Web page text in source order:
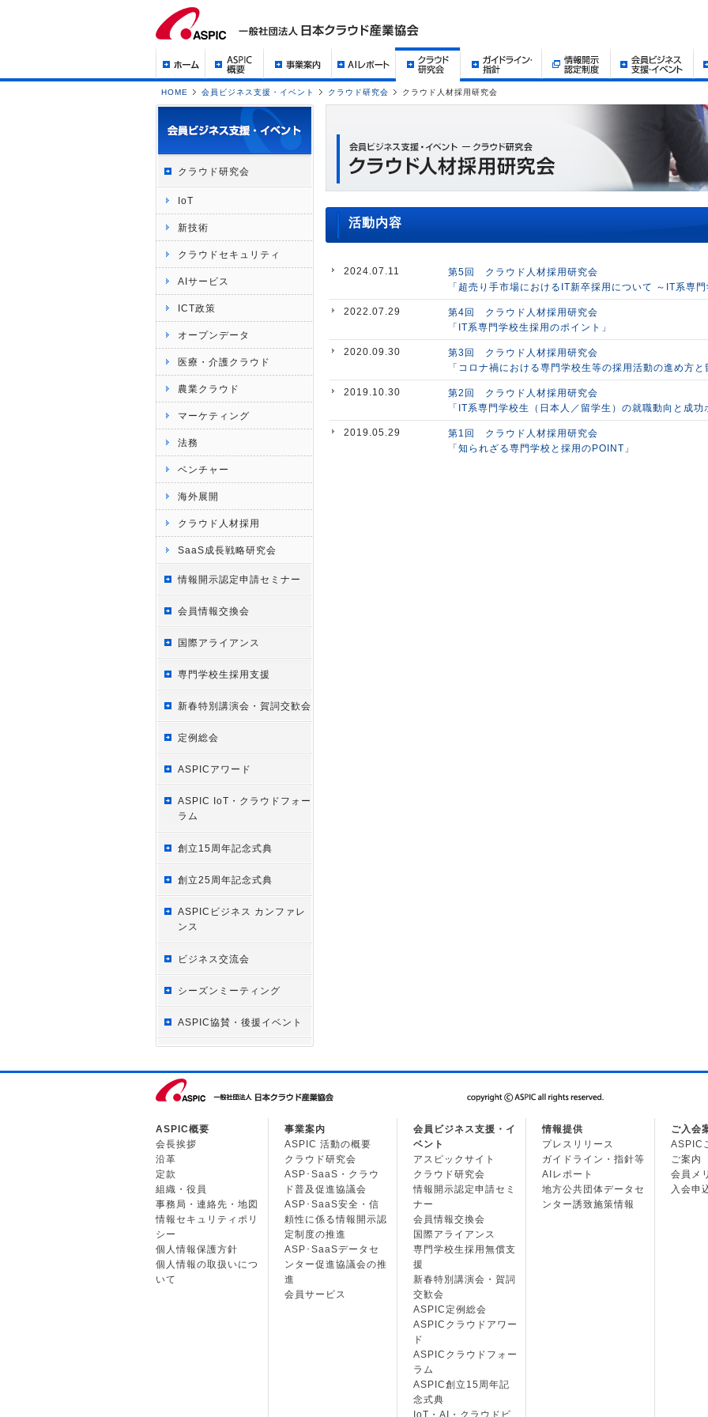
HOME 会員ビジネス支援・イベント クラウド研究会 クラウド人材採用研究会
クラウド研究会
IoT
新技術
クラウドセキュリティ
AIサービス
ICT政策
オープンデータ
医療・介護クラウド
農業クラウド
マーケティング
法務
ベンチャー
海外展開
クラウド人材採用
SaaS成長戦略研究会
情報開示認定申請セミナー
会員情報交換会
国際アライアンス
専門学校生採用支援
新春特別講演会・賀詞交歓会
定例総会
ASPICアワード
ASPIC IoT・クラウドフォー
ラム
創立15周年記念式典
創立25周年記念式典
ASPICビジネス カンファレ
ンス
ビジネス交流会
シーズンミーティング
ASPIC協賛・後援イベント
活動内容
2024.07.11
第5回 クラウド人材採用研究会
「超売り手市場におけるIT新卒採用について ～IT系専門
2022.07.29
第4回 クラウド人材採用研究会
「IT系専門学校生採用のポイント」
2020.09.30
第3回 クラウド人材採用研究会
「コロナ禍における専門学校生等の採用活動の進め方と
2019.10.30
第2回 クラウド人材採用研究会
「IT系専門学校生（日本人／留学生）の就職動向と成功
2019.05.29
第1回 クラウド人材採用研究会
「知られざる専門学校と採用のPOINT」
ASPIC概要
会長挨拶
沿革
定款
組織・役員
事務局・連絡先・地図
情報セキュリティポリ
シー
個人情報保護方針
個人情報の取扱いにつ
いて
事業案内
ASPIC 活動の概要
クラウド研究会
ASP･SaaS・クラウ
ド普及促進協議会
ASP･SaaS安全・信
頼性に係る情報開示認
定制度の推進
ASP･SaaSデータセ
ンター促進協議会の推
進
会員サービス
会員ビジネス支援・イ
ベント
アスピックサイト
クラウド研究会
情報開示認定申請セミ
ナー
会員情報交換会
国際アライアンス
専門学校生採用無償支
援
新春特別講演会・賀詞
交歓会
ASPIC定例総会
ASPICクラウドアワー
ド
ASPICクラウドフォー
ラム
ASPIC創立15周年記
念式典
IoT・AI・クラウドビ
情報提供
プレスリリース
ガイドライン・指針等
AIレポート
地方公共団体データセ
ンター誘致施策情報
ご入会
ASPIC
ご案内
会員メ
入会申